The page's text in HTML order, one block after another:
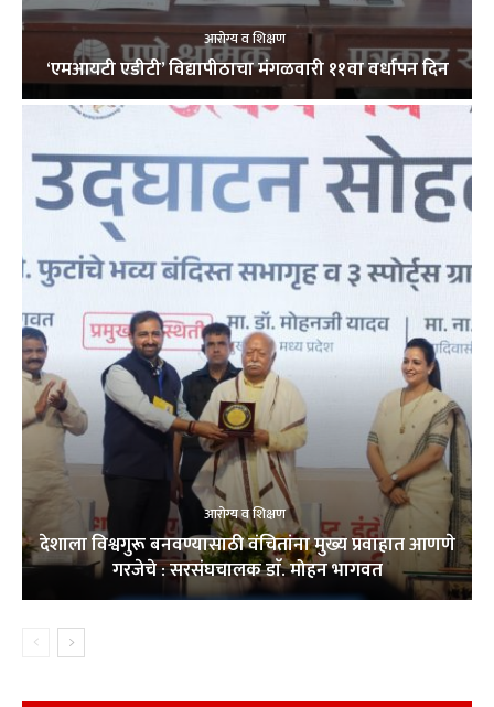
आरोग्य व शिक्षण
‘एमआयटी एडीटी’ विद्यापीठाचा मंगळवारी ११वा वर्धापन दिन
आरोग्य व शिक्षण
देशाला विश्वगुरू बनवण्यासाठी वंचितांना मुख्य प्रवाहात आणणे
गरजेचे : सरसंघचालक डाॅ. मोहन भागवत